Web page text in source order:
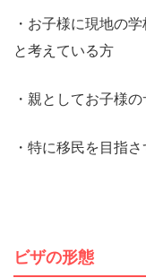
・お子様に現地の
と考えている方
・親としてお子様
・特に移民を目指
ビザの形態